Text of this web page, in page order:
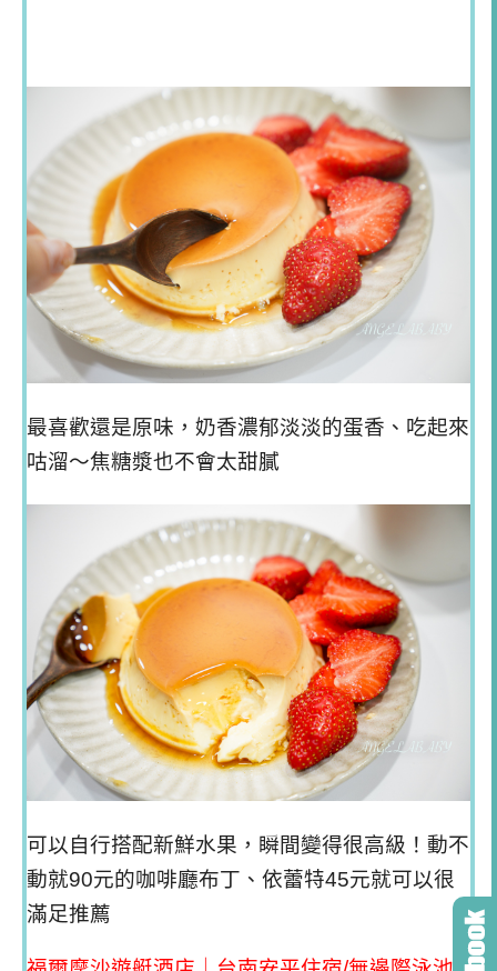
最喜歡還是原味，奶香濃郁淡淡的蛋香、吃起來
咕溜～焦糖漿也不會太甜膩
可以自行搭配新鮮水果，瞬間變得很高級！動不
動就90元的咖啡廳布丁、依蕾特45元就可以很
滿足推薦